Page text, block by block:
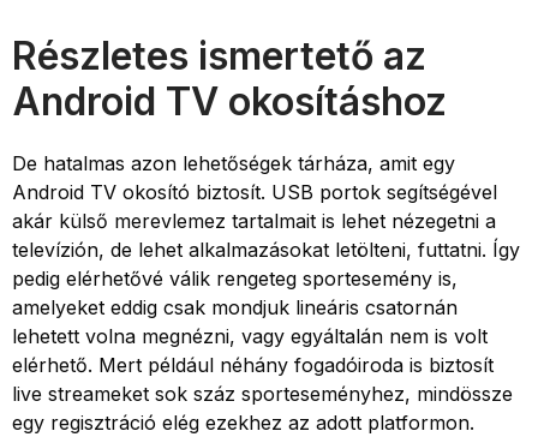
Részletes ismertető az
Android TV okosításhoz
De hatalmas azon lehetőségek tárháza, amit egy
Android TV okosító biztosít. USB portok segítségével
akár külső merevlemez tartalmait is lehet nézegetni a
televízión, de lehet alkalmazásokat letölteni, futtatni. Így
pedig elérhetővé válik rengeteg sportesemény is,
amelyeket eddig csak mondjuk lineáris csatornán
lehetett volna megnézni, vagy egyáltalán nem is volt
elérhető. Mert például néhány fogadóiroda is biztosít
live streameket sok száz sporteseményhez, mindössze
egy regisztráció elég ezekhez az adott platformon.